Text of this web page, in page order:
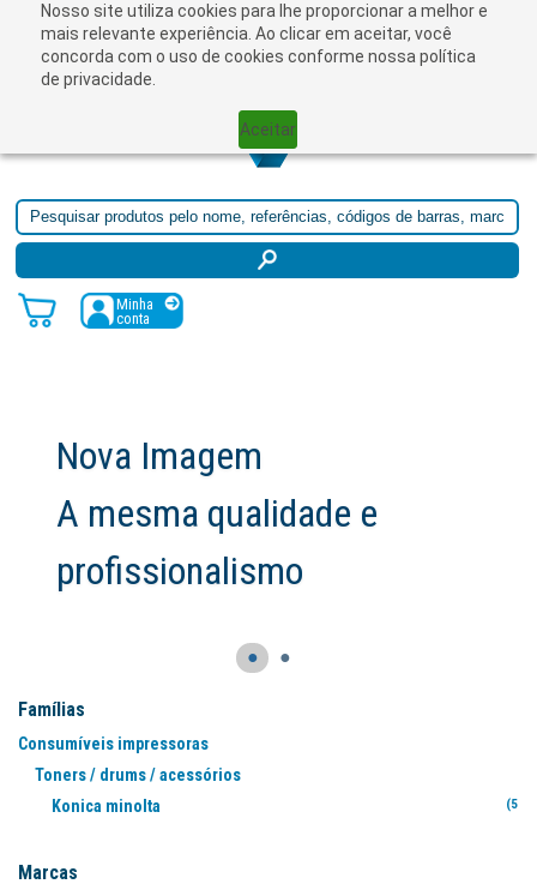
Nosso site utiliza cookies para lhe proporcionar a melhor e
mais relevante experiência. Ao clicar em aceitar, você
concorda com o uso de cookies conforme nossa política
de privacidade.
Aceitar
Minha
conta
● ●
Famílias
Consumíveis impressoras
Toners / drums / acessórios
Konica minolta
(563)
Marcas